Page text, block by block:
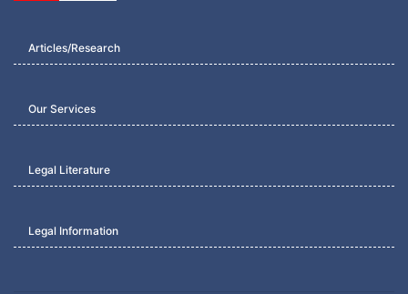
Articles/Research
Our Services
Legal Literature
Legal Information